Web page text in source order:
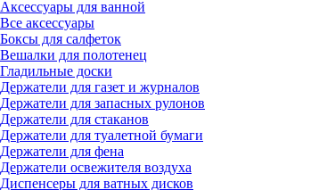
Аксессуары для ванной
Все аксессуары
Боксы для салфеток
Вешалки для полотенец
Гладильные доски
Держатели для газет и журналов
Держатели для запасных рулонов
Держатели для стаканов
Держатели для туалетной бумаги
Держатели для фена
Держатели освежителя воздуха
Диспенсеры для ватных дисков